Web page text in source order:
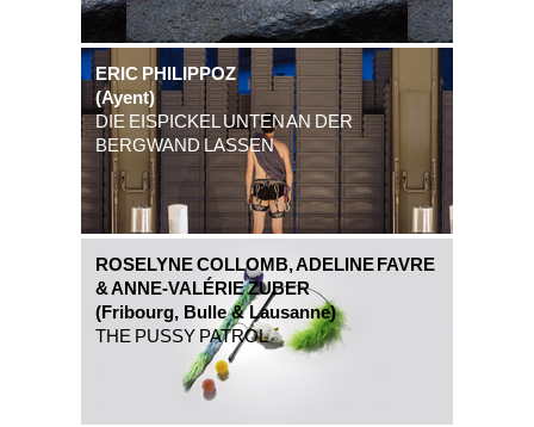
ERIC PHILIPPOZ
(Ayent)
DIE EISPICKEL UNTEN AN DER
BERGWAND LASSEN
ROSELYNE COLLOMB, ADELINE FAVRE
& ANNE-VALÉRIE ZUBER
(Fribourg, Bulle & Lausanne)
THE PUSSY PATROL